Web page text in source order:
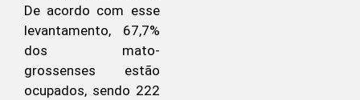
De acordo com esse
levantamento, 67,7%
dos mato-
grossenses estão
ocupados, sendo 222